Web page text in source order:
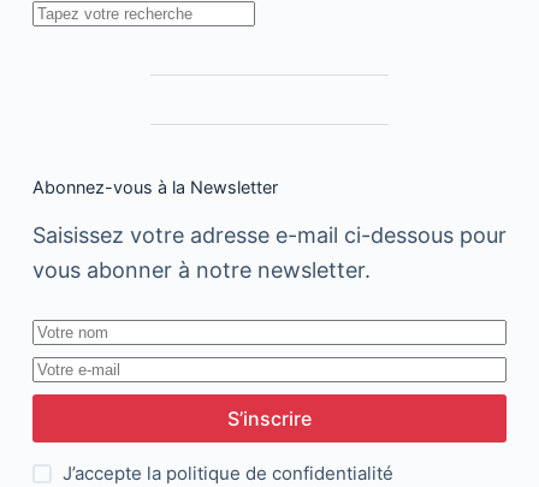
Rechercher
Abonnez-vous à la Newsletter
Saisissez votre adresse e-mail ci-dessous pour
vous abonner à notre newsletter.
S’inscrire
J’accepte la politique de confidentialité